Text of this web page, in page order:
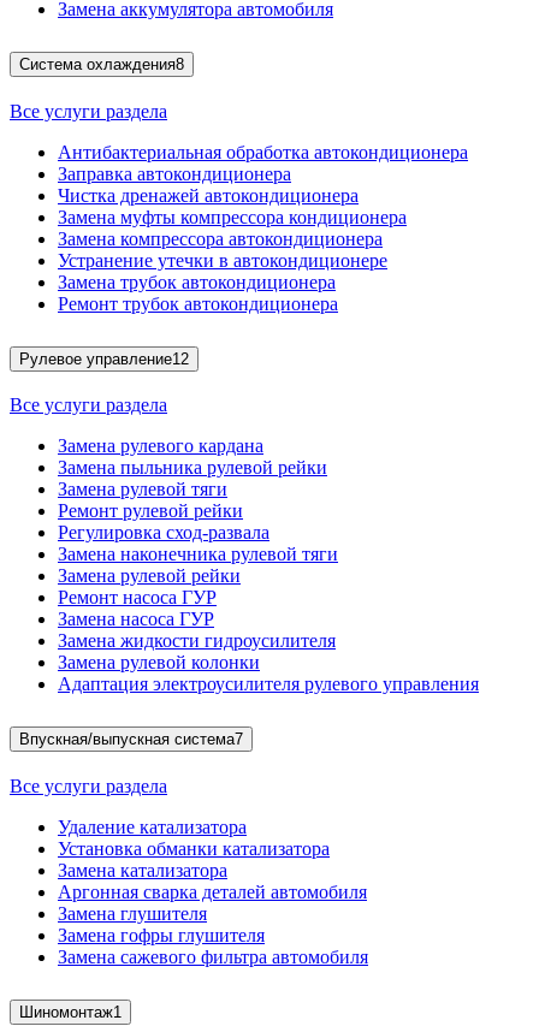
Замена аккумулятора автомобиля
Система охлаждения8
Все услуги раздела
Антибактериальная обработка автокондиционера
Заправка автокондиционера
Чистка дренажей автокондиционера
Замена муфты компрессора кондиционера
Замена компрессора автокондиционера
Устранение утечки в автокондиционере
Замена трубок автокондиционера
Ремонт трубок автокондиционера
Рулевое управление12
Все услуги раздела
Замена рулевого кардана
Замена пыльника рулевой рейки
Замена рулевой тяги
Ремонт рулевой рейки
Регулировка сход-развала
Замена наконечника рулевой тяги
Замена рулевой рейки
Ремонт насоса ГУР
Замена насоса ГУР
Замена жидкости гидроусилителя
Замена рулевой колонки
Адаптация электроусилителя рулевого управления
Впускная/выпускная система7
Все услуги раздела
Удаление катализатора
Установка обманки катализатора
Замена катализатора
Аргонная сварка деталей автомобиля
Замена глушителя
Замена гофры глушителя
Замена сажевого фильтра автомобиля
Шиномонтаж1